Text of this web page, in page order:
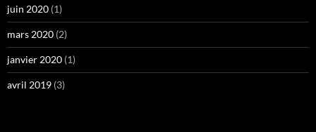
juin 2020 (1)
mars 2020 (2)
janvier 2020 (1)
avril 2019 (3)